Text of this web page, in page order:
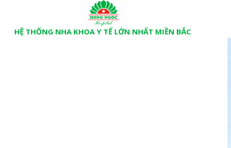
HỆ THỐNG NHA KHOA Y TẾ LỚN NHẤT MIỀN BẮC